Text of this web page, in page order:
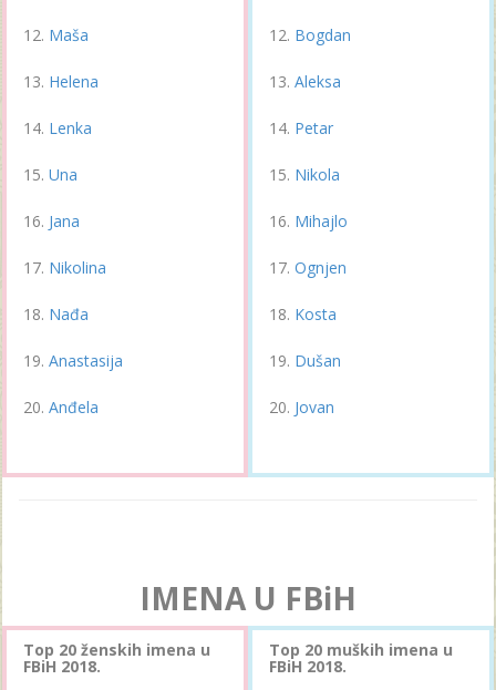
Maša
Helena
Lenka
Una
Jana
Nikolina
Nađa
Anastasija
Anđela
Bogdan
Aleksa
Petar
Nikola
Mihajlo
Ognjen
Kosta
Dušan
Jovan
IMENA U FBiH
Top 20 ženskih imena u
FBiH 2018.
Top 20 muških imena u
FBiH 2018.